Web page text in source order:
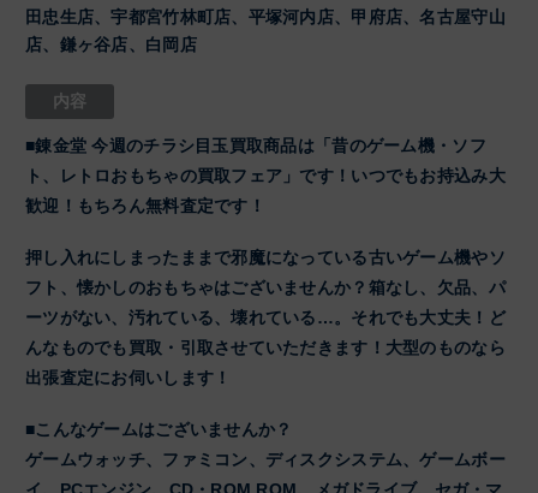
田忠生店、宇都宮竹林町店、平塚河内店、甲府店、名古屋守山
店、鎌ヶ谷店、白岡店
内容
■錬金堂 今週のチラシ目玉買取商品は「昔のゲーム機・ソフ
ト、レトロおもちゃの買取フェア」です！いつでもお持込み大
歓迎！もちろん無料査定です！
押し入れにしまったままで邪魔になっている古いゲーム機やソ
フト、懐かしのおもちゃはございませんか？箱なし、欠品、パ
ーツがない、汚れている、壊れている…。それでも大丈夫！ど
んなものでも買取・引取させていただきます！大型のものなら
出張査定にお伺いします！
■こんなゲームはございませんか？
ゲームウォッチ、ファミコン、ディスクシステム、ゲームボー